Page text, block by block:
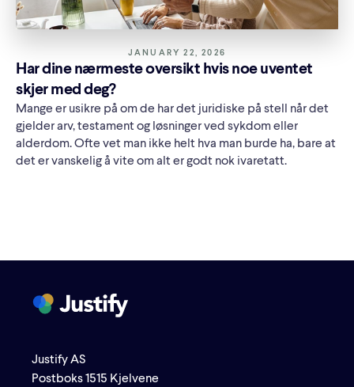
JANUARY 22, 2026
Har dine nærmeste oversikt hvis noe uventet
skjer med deg?
Mange er usikre på om de har det juridiske på stell når det
gjelder arv, testament og løsninger ved sykdom eller
alderdom. Ofte vet man ikke helt hva man burde ha, bare at
det er vanskelig å vite om alt er godt nok ivaretatt.
Justify AS
Postboks 1515 Kjelvene